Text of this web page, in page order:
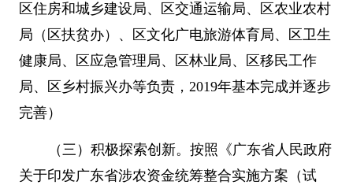
区住房和城乡建设局、区交通运输局、区农业农村
局（区扶贫办）、区文化广电旅游体育局、区卫生
健康局、区应急管理局、区林业局、区移民工作
局、区乡村振兴办等负责， 2019年基本完成并逐步
完善）
（三）积极探索创新。按照《广东省人民政府
关于印发广东省涉农资金统筹整合实施方案（试